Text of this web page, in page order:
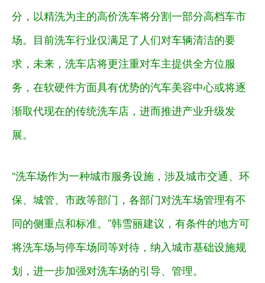
分，以精洗为主的高价洗车将分割一部分高档车市
场。目前洗车行业仅满足了人们对车辆清洁的要
求，未来，洗车店将更注重对车主提供全方位服
务，在软硬件方面具有优势的汽车美容中心或将逐
渐取代现在的传统洗车店，进而推进产业升级发
展。
“洗车场作为一种城市服务设施，涉及城市交通、环
保、城管、市政等部门，各部门对洗车场管理有不
同的侧重点和标准。”韩雪丽建议，有条件的地方可
将洗车场与停车场同等对待，纳入城市基础设施规
划，进一步加强对洗车场的引导、管理。